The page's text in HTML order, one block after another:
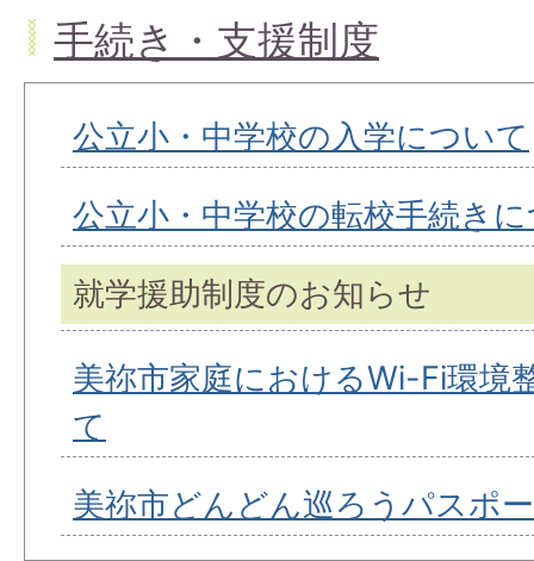
手続き・支援制度
公立小・中学校の入学について
公立小・中学校の転校手続き
就学援助制度のお知らせ
美祢市家庭におけるWi-Fi環境
て
美祢市どんどん巡ろうパスポ